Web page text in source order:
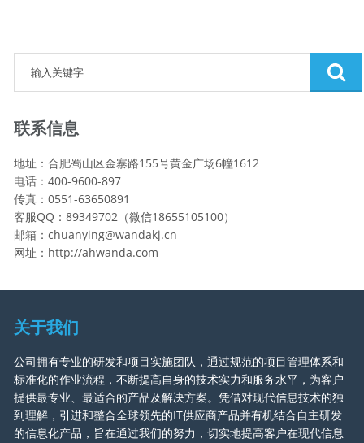
联系信息
地址：合肥蜀山区金寨路155号黄金广场6幢1612
电话：400-9600-897
传真：0551-63650891
客服QQ：89349702（微信18655105100）
邮箱：chuanying@wandakj.cn
网址：http://ahwanda.com
关于我们
公司拥有专业的研发和项目实施团队，通过规范的项目管理体系和
标准化的作业流程，不断提高自身的技术实力和服务水平，为客户
提供最专业、最适合的产品及解决方案。凭借对现代信息技术的独
到理解，引进和整合全球领先的IT供应商产品并有机结合自主研发
的信息化产品，旨在通过我们的努力，切实地提高客户在现代信息